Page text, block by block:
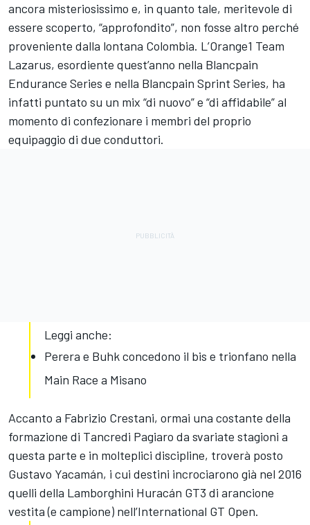
ancora misteriosissimo e, in quanto tale, meritevole di
essere scoperto, “approfondito”, non fosse altro perché
proveniente dalla lontana Colombia. L’Orange1 Team
Lazarus, esordiente quest’anno nella Blancpain
Endurance Series e nella Blancpain Sprint Series, ha
infatti puntato su un mix “di nuovo” e “di affidabile” al
momento di confezionare i membri del proprio
equipaggio di due conduttori.
Leggi anche:
Perera e Buhk concedono il bis e trionfano nella
Main Race a Misano
Accanto a Fabrizio Crestani, ormai una costante della
formazione di Tancredi Pagiaro da svariate stagioni a
questa parte e in molteplici discipline, troverà posto
Gustavo Yacamán, i cui destini incrociarono già nel 2016
quelli della Lamborghini Huracán GT3 di arancione
vestita (e campione) nell’International GT Open.